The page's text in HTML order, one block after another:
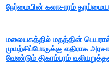
நேர்மையின் கலாசாரம்
மலையகத்தில் மதத்தின்
முயற்சிப்போருக்கு எதிராக
வேண்டும் திகாம்பரம்